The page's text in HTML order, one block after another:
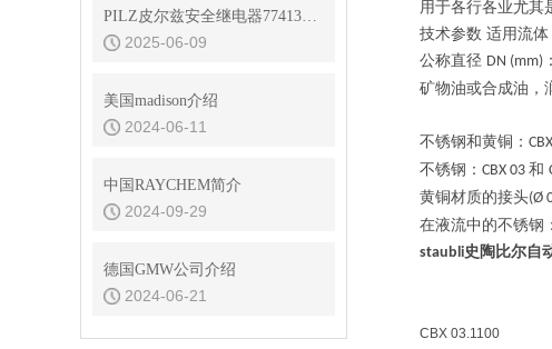
PILZ皮尔兹安全继电器774131工作原理
2025-06-09
美国madison介绍
2024-06-11
中国RAYCHEM简介
2024-09-29
德国GMW公司介绍
2024-06-21
用于各行各业尤其
技术参数 适用流体
公称直径 DN (mm) ：
矿物油或合成油，
不锈钢和黄铜：
不锈钢： CBX 03 和
黄铜材质的接头(Ø
在液流中的不锈钢：
staubli史陶比尔自
CBX 03.1100